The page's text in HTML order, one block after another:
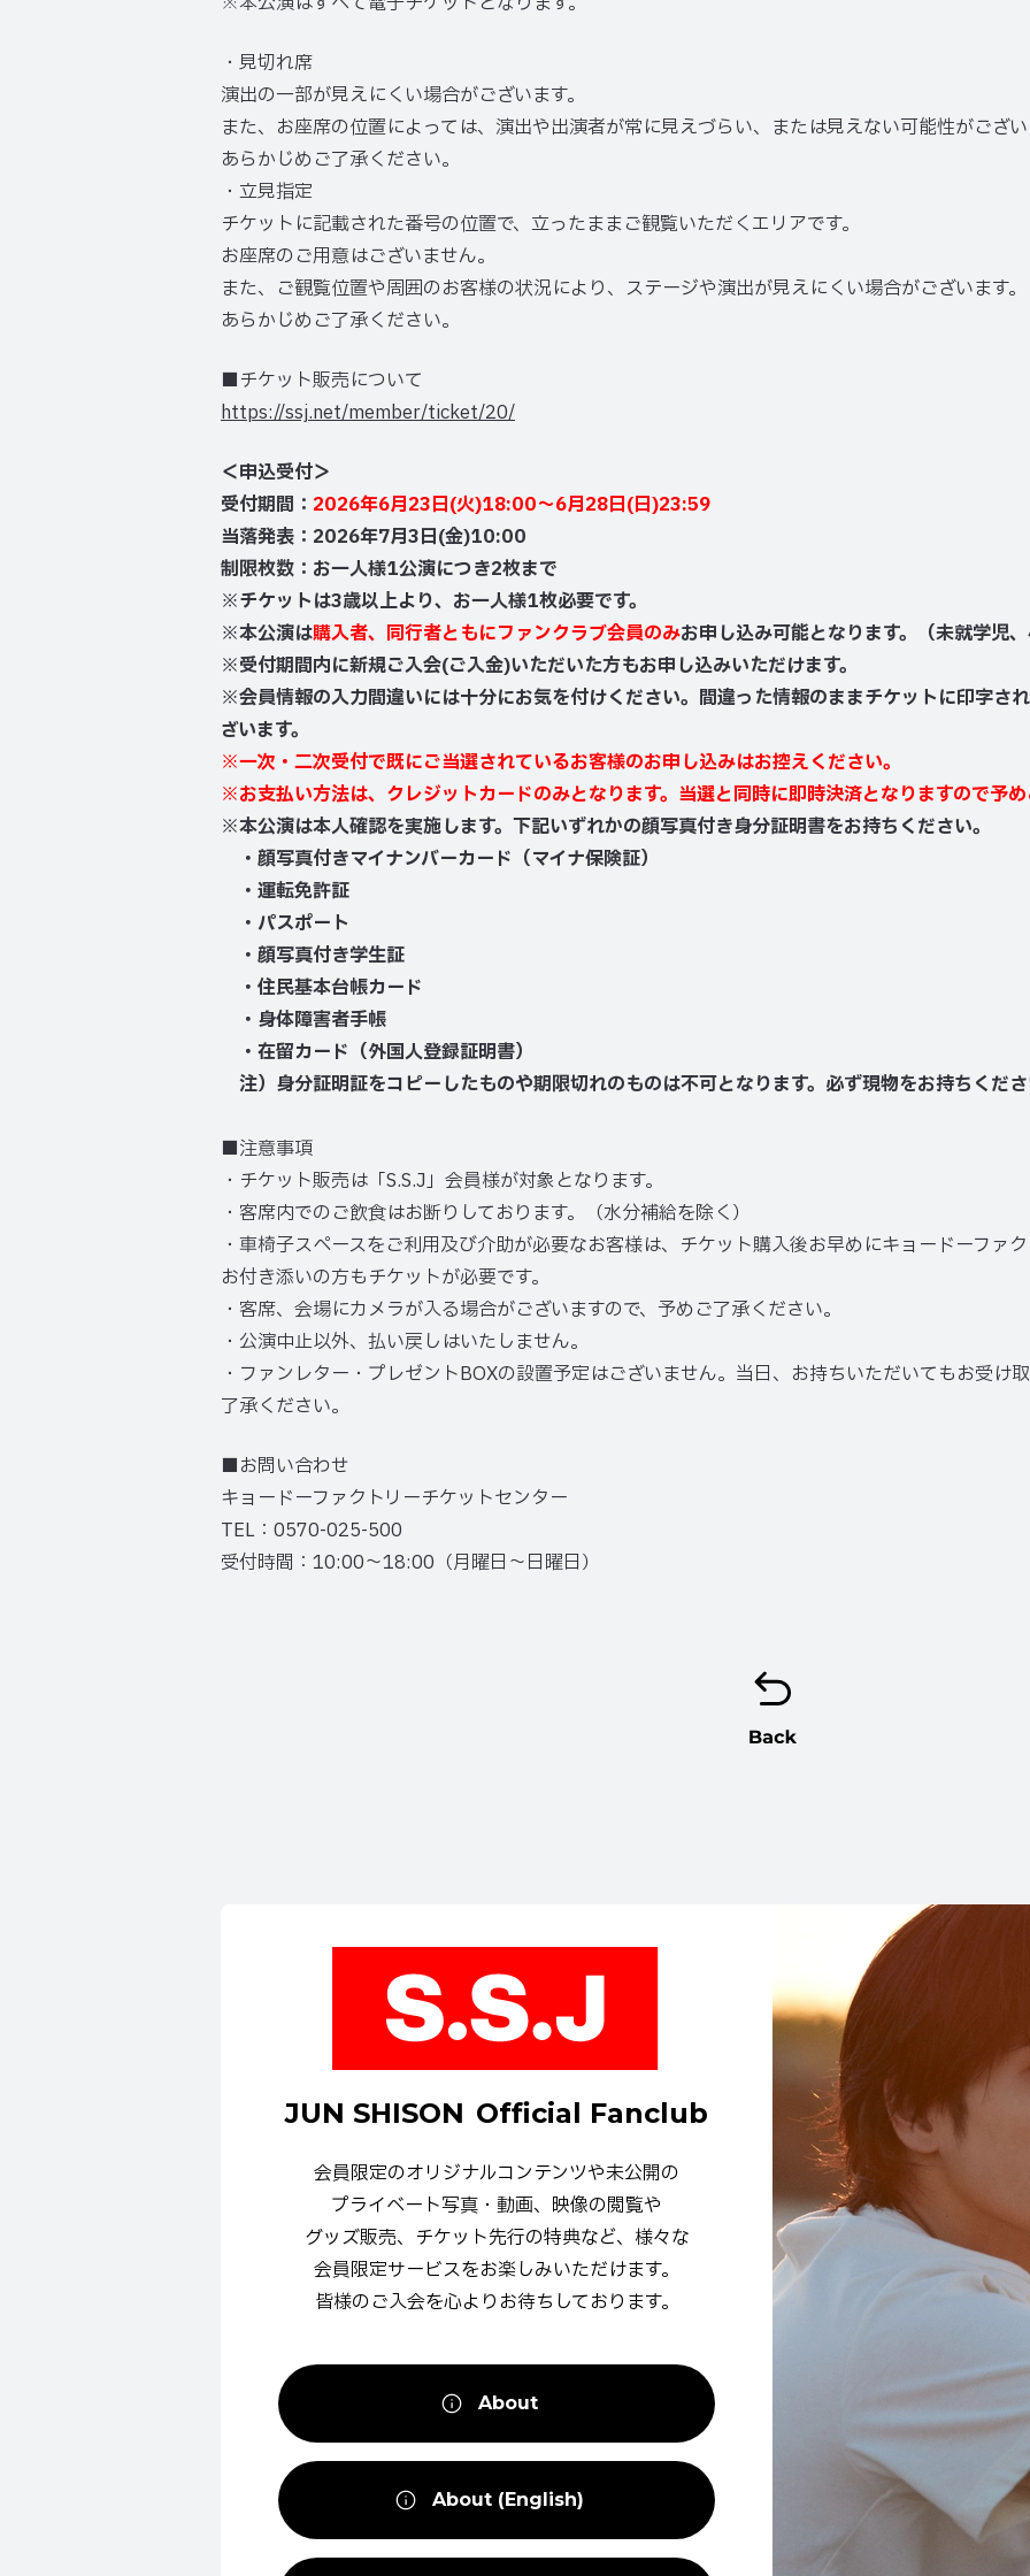
・見切れ席
演出の一部が見えにくい場合がございます。
また、お座席の位置によっては、演出や出演者が常に見えづらい、または見えない可能性がござ
あらかじめご了承ください。
・立見指定
チケットに記載された番号の位置で、立ったままご観覧いただくエリアです。
お座席のご用意はございません。
また、ご観覧位置や周囲のお客様の状況により、ステージや演出が見えにくい場合がございます。
あらかじめご了承ください。
■チケット販売について
https://ssj.net/member/ticket/20/
＜申込受付＞
受付期間： 2026年6月23日(火)18:00〜6月28日(日)23:59
当落発表：2026年7月3日(金)10:00
制限枚数：お一人様1公演につき2枚まで
※チケットは3歳以上より、お一人様1枚必要です。
※本公演は購入者、同行者ともにファンクラブ会員のみお申し込み可能となります。（未就学児
※受付期間内に新規ご入会(ご入金)いただいた方もお申し込みいただけます。
※会員情報の入力間違いには十分にお気を付けください。間違った情報のままチケットに印字さ
ざいます。
※一次・二次受付で既にご当選されているお客様のお申し込みはお控えください。
※お支払い方法は、クレジットカードのみとなります。当選と同時に即時決済となりますので予
※本公演は本人確認を実施します。下記いずれかの顔写真付き身分証明書をお持ちください。
・顔写真付きマイナンバーカード（マイナ保険証）
・運転免許証
・パスポート
・顔写真付き学生証
・住民基本台帳カード
・身体障害者手帳
・在留カード（外国人登録証明書）
注）身分証明証をコピーしたものや期限切れのものは不可となります。必ず現物をお持ちくだ
■注意事項
・チケット販売は「S.S.J」会員様が対象となります。
・客席内でのご飲食はお断りしております。（水分補給を除く）
・車椅子スペースをご利用及び介助が必要なお客様は、チケット購入後お早めにキョードーファ
お付き添いの方もチケットが必要です。
・客席、会場にカメラが入る場合がございますので、予めご了承ください。
・公演中止以外、払い戻しはいたしません。
・ファンレター・プレゼントBOXの設置予定はございません。当日、お持ちいただいてもお受け
了承ください。
■お問い合わせ
キョードーファクトリーチケットセンター
TEL：0570-025-500
受付時間：10:00～18:00（月曜日～日曜日）
JUN SHISON Official Fanclub
会員限定のオリジナルコンテンツや未公開の
プライベート写真・動画、 映像の閲覧や
グッズ販売、 チケット先行の特典など、 様々な
会員限定サービスをお楽しみいただけます。
皆様のご入会を心より お待ちしております。
About
About (English)